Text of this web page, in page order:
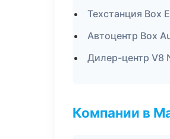
Техстанция Box
Автоцентр Box
Дилер-центр V8
Компании в